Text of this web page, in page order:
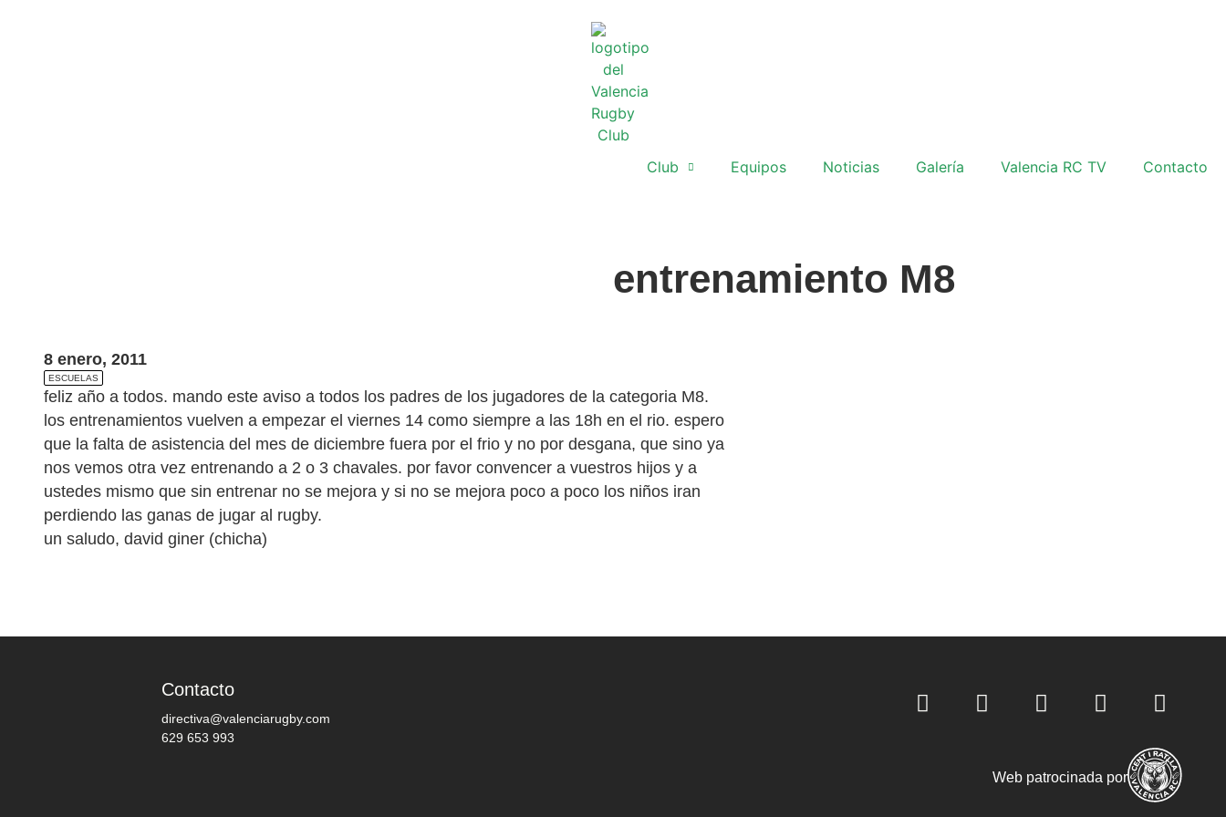
Club Equipos Noticias Galería Valencia RC TV Contacto
entrenamiento M8
8 enero, 2011
ESCUELAS
feliz año a todos. mando este aviso a todos los padres de los jugadores de la categoria M8.
los entrenamientos vuelven a empezar el viernes 14 como siempre a las 18h en el rio. espero
que la falta de asistencia del mes de diciembre fuera por el frio y no por desgana, que sino ya
nos vemos otra vez entrenando a 2 o 3 chavales. por favor convencer a vuestros hijos y a
ustedes mismo que sin entrenar no se mejora y si no se mejora poco a poco los niños iran
perdiendo las ganas de jugar al rugby.
un saludo, david giner (chicha)
Contacto
directiva@valenciarugby.com
629 653 993
Web patrocinada por